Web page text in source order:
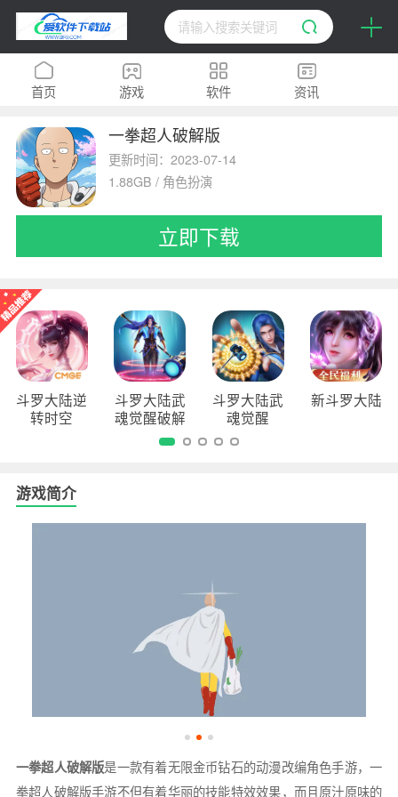
首页 游戏 软件 资讯
排行榜 专题 H5
一拳超人破解版
更新时间：2023-07-14
1.88GB / 角色扮演
立即下载
斗罗大陆逆
转时空
斗罗大陆武
魂觉醒破解
斗罗大陆武
魂觉醒
新斗罗大陆
游戏简介
一拳超人破解版是一款有着无限金币钻石的动漫改编角色手游，一
拳超人破解版手游不但有着华丽的技能特效效果，而且原汁原味的